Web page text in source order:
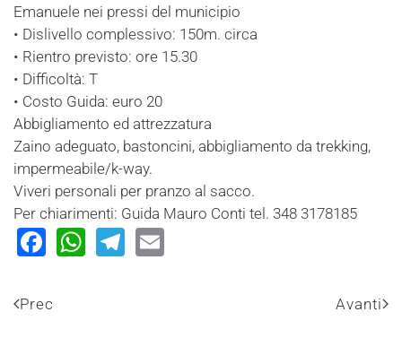
Emanuele nei pressi del municipio
• Dislivello complessivo: 150m. circa
• Rientro previsto: ore 15.30
• Difficoltà: T
• Costo Guida: euro 20
Abbigliamento ed attrezzatura
Zaino adeguato, bastoncini, abbigliamento da trekking,
impermeabile/k-way.
Viveri personali per pranzo al sacco.
Per chiarimenti: Guida Mauro Conti tel. 348 3178185
Facebook
WhatsApp
Telegram
Prec Avanti